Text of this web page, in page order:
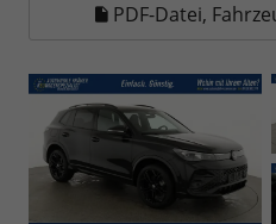
PDF-Datei,